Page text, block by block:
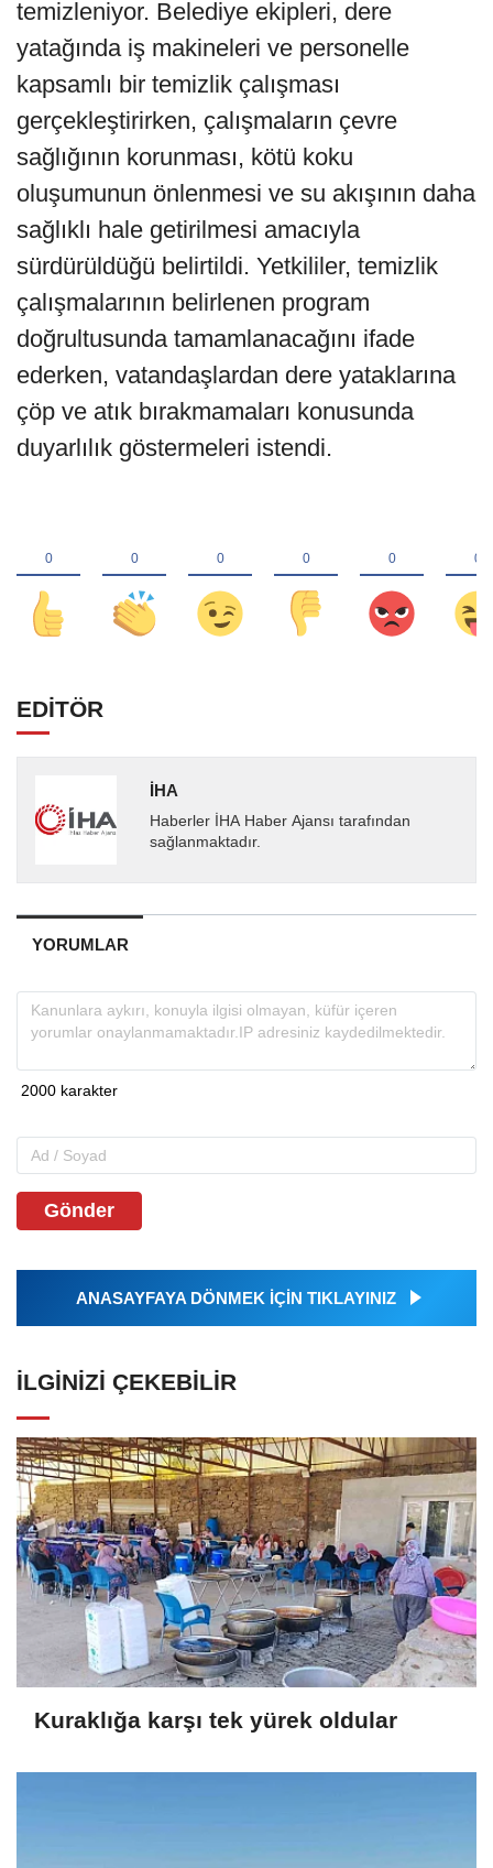
temizleniyor. Belediye ekipleri, dere
yatağında iş makineleri ve personelle
kapsamlı bir temizlik çalışması
gerçekleştirirken, çalışmaların çevre
sağlığının korunması, kötü koku
oluşumunun önlenmesi ve su akışının daha
sağlıklı hale getirilmesi amacıyla
sürdürüldüğü belirtildi. Yetkililer, temizlik
çalışmalarının belirlenen program
doğrultusunda tamamlanacağını ifade
ederken, vatandaşlardan dere yataklarına
çöp ve atık bırakmamaları konusunda
duyarlılık göstermeleri istendi.
EDİTÖR
İHA
Haberler İHA Haber Ajansı tarafından
sağlanmaktadır.
YORUMLAR
Gönder
ANASAYFAYA DÖNMEK İÇİN TIKLAYINIZ
İLGINIZI ÇEKEBILIR
Kuraklığa karşı tek yürek oldular